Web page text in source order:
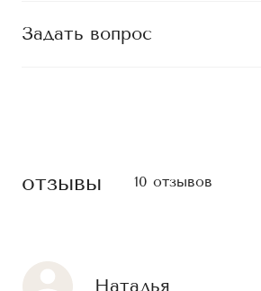
Задать вопрос
отзывы 10 отзывов
Наталья